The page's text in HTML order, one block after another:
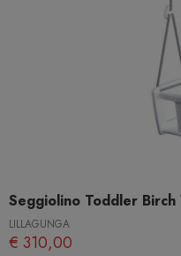
Seggiolino Toddler
LILLAGUNGA
€ 310,00